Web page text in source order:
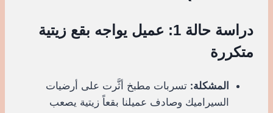
دراسة حالة 1: عميل يواجه بقع زيتية
متكررة
المشكلة: تسربات مطبخ أثَّرت على أرضيات
السيراميك وصادف عميلنا بقعاً زيتية يصعب